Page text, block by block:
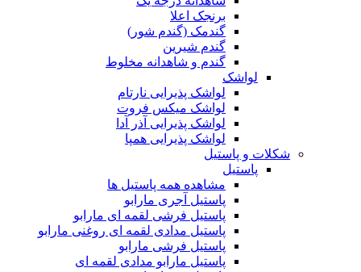
برنجک اعلا
گندمک (گندم شور)
گندم شیرین
گندم و شاهدانه مخلوط
لواشک
لواشک پذیرایی نارتام
لواشک میکس فروت
لواشک پذیرایی آذر آدا
لواشک پذیرایی همپا
شکلات و پاستیل
پاستیل
مشاهده همه پاستیل ها
پاستیل آجری مارابو
پاستیل فرشی لقمه ای مارابو
پاستیل مدادی لقمه ای روغنی مارابو
پاستیل فرشی مارابو
پاستیل مارابو مدادی لقمه ای